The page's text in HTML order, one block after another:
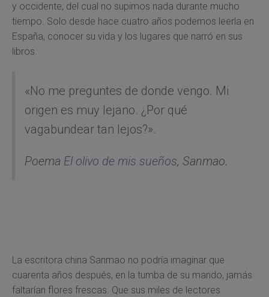
y occidente, del cual no supimos nada durante mucho
tiempo. Solo desde hace cuatro años podemos leerla en
España, conocer su vida y los lugares que narró en sus
libros.
«No me preguntes de donde vengo. Mi
origen es muy lejano. ¿Por qué
vagabundear tan lejos?».
Poema El olivo de mis sueños, Sanmao.
La escritora china Sanmao no podría imaginar que
cuarenta años después, en la tumba de su marido, jamás
faltarían flores frescas. Que sus miles de lectores